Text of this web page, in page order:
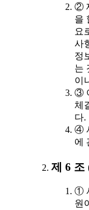
②
을
요
사
정
는
이
③
체
다.
④
에
제 6 조
①
원